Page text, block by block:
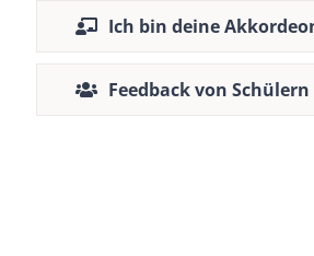
Ich bin deine
Feedback von Schülern